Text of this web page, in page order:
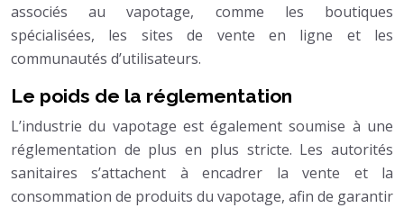
associés au vapotage, comme les boutiques
spécialisées, les sites de vente en ligne et les
communautés d’utilisateurs.
Le poids de la réglementation
L’industrie du vapotage est également soumise à une
réglementation de plus en plus stricte. Les autorités
sanitaires s’attachent à encadrer la vente et la
consommation de produits du vapotage, afin de garantir